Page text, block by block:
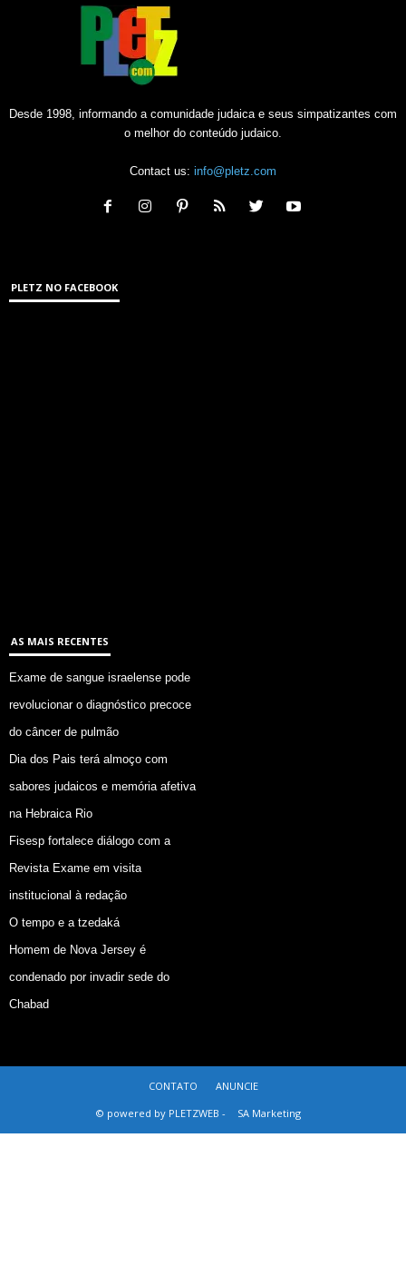
Desde 1998, informando a comunidade judaica e seus simpatizantes com
o melhor do conteúdo judaico.
Contact us: info@pletz.com
PLETZ NO FACEBOOK
AS MAIS RECENTES
Exame de sangue israelense pode
revolucionar o diagnóstico precoce
do câncer de pulmão
Dia dos Pais terá almoço com
sabores judaicos e memória afetiva
na Hebraica Rio
Fisesp fortalece diálogo com a
Revista Exame em visita
institucional à redação
O tempo e a tzedaká
Homem de Nova Jersey é
condenado por invadir sede do
Chabad
CONTATO
ANUNCIE
© powered by PLETZWEB -
SA Marketing